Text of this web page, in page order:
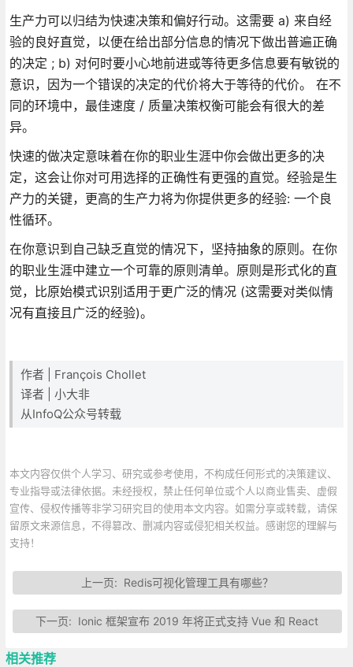
生产力可以归结为快速决策和偏好行动。这需要 a) 来自经
验的良好直觉，以便在给出部分信息的情况下做出普遍正确
的决定 ; b) 对何时要小心地前进或等待更多信息要有敏锐的
意识，因为一个错误的决定的代价将大于等待的代价。 在不
同的环境中，最佳速度 / 质量决策权衡可能会有很大的差
异。
快速的做决定意味着在你的职业生涯中你会做出更多的决
定，这会让你对可用选择的正确性有更强的直觉。经验是生
产力的关键，更高的生产力将为你提供更多的经验: 一个良
性循环。
在你意识到自己缺乏直觉的情况下，坚持抽象的原则。在你
的职业生涯中建立一个可靠的原则清单。原则是形式化的直
觉，比原始模式识别适用于更广泛的情况 (这需要对类似情
况有直接且广泛的经验)。
作者 | François Chollet
译者 | 小大非
从InfoQ公众号转载
本文内容仅供个人学习、研究或参考使用，不构成任何形式的决策建议、
专业指导或法律依据。未经授权，禁止任何单位或个人以商业售卖、虚假
宣传、侵权传播等非学习研究目的使用本文内容。如需分享或转载，请保
留原文来源信息，不得篡改、删减内容或侵犯相关权益。感谢您的理解与
支持！
上一页: Redis可视化管理工具有哪些？
下一页: Ionic 框架宣布 2019 年将正式支持 Vue 和 React
相关推荐